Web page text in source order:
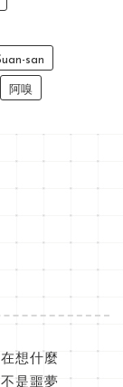
san
阿嗅
想什麼
是噩夢